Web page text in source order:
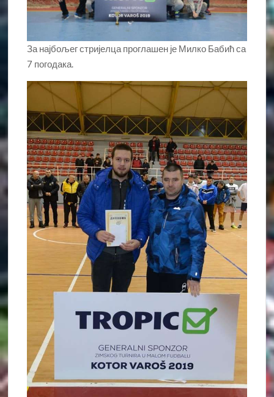
За најбољег стријелца проглашен је Милко Бабић са
7 погодака.